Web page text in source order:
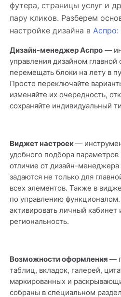
футера, страницы услуг и
пару кликов. Разберем
настройке дизайна в
Дизайн-менеджер Аспро —
управления дизайном
перемещать блоки на лету в
Просто переключайте
изменяйте их очередность,
сохраняйте индивидуальный
Виджет настроек—
удобного подбора
отличие от дизайн-менеджера
задаются не только для
всех элементов. Также в
по управлению
активировать личный кабинет
региональность.
Возможности оформления —
таблиц, вкладок, галерей,
маркированных и
собраны в специальном